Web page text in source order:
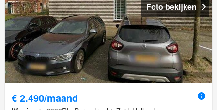
Foto bekijken
€ 2.490/maand